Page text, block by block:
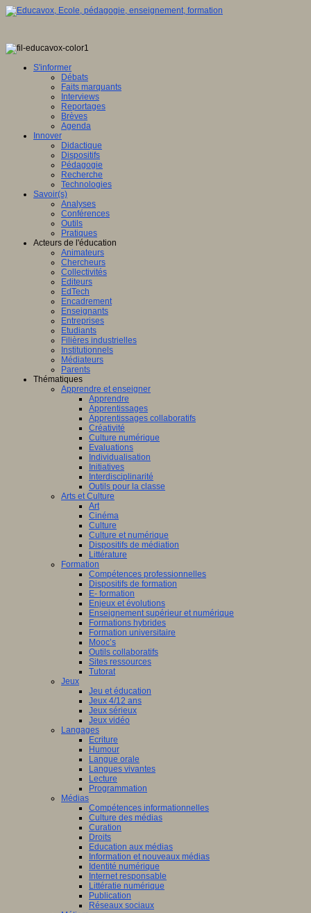
S'informer
Débats
Faits marquants
Interviews
Reportages
Brèves
Agenda
Innover
Didactique
Dispositifs
Pédagogie
Recherche
Technologies
Savoir(s)
Analyses
Conférences
Outils
Pratiques
Acteurs de l'éducation
Animateurs
Chercheurs
Collectivités
Editeurs
EdTech
Encadrement
Enseignants
Entreprises
Etudiants
Filières industrielles
Institutionnels
Médiateurs
Parents
Thématiques
Apprendre et enseigner
Apprendre
Apprentissages
Apprentissages collaboratifs
Créativité
Culture numérique
Evaluations
Individualisation
Initiatives
Interdisciplinarité
Outils pour la classe
Arts et Culture
Art
Cinéma
Culture
Culture et numérique
Dispositifs de médiation
Littérature
Formation
Compétences professionnelles
Dispositifs de formation
E- formation
Enjeux et évolutions
Enseignement supérieur et numérique
Formations hybrides
Formation universitaire
Mooc’s
Outils collaboratifs
Sites ressources
Tutorat
Jeux
Jeu et éducation
Jeux 4/12 ans
Jeux sérieux
Jeux vidéo
Langages
Ecriture
Humour
Langue orale
Langues vivantes
Lecture
Programmation
Médias
Compétences informationnelles
Culture des médias
Curation
Droits
Education aux médias
Information et nouveaux médias
Identité numérique
Internet responsable
Littératie numérique
Publication
Réseaux sociaux